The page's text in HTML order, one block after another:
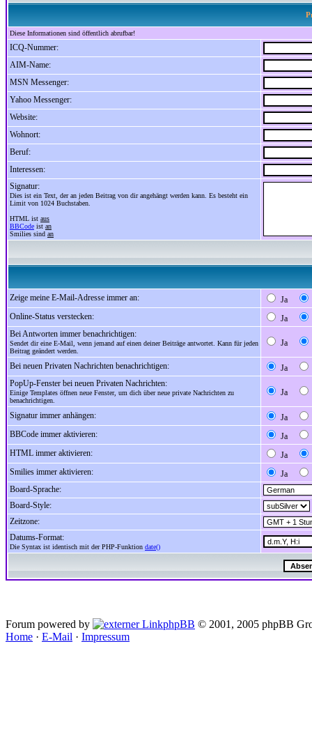
Diese Informationen sind öffentlich abrufbar!
ICQ-Nummer:
AIM-Name:
MSN Messenger:
Yahoo Messenger:
Website:
Wohnort:
Beruf:
Interessen:
Signatur:
Dies ist ein Text, der an jeden Beitrag von dir angehängt werden kann. Es besteht ein
Limit von 1024 Buchstaben.
HTML ist aus
BBCode ist an
Smilies sind an
Zeige meine E-Mail-Adresse immer an:
Ja
Online-Status verstecken:
Ja
Bei Antworten immer benachrichtigen:
Sendet dir eine E-Mail, wenn jemand auf einen deiner Beiträge antwortet. Kann für jeden
Beitrag geändert werden.
Ja
Bei neuen Privaten Nachrichten benachrichtigen:
Ja
PopUp-Fenster bei neuen Privaten Nachrichten:
Einige Templates öffnen neue Fenster, um dich über neue private Nachrichten zu
benachrichtigen.
Ja
Signatur immer anhängen:
Ja
BBCode immer aktivieren:
Ja
HTML immer aktivieren:
Ja
Smilies immer aktivieren:
Ja
Board-Sprache:
Board-Style:
Zeitzone:
Datums-Format:
Die Syntax ist identisch mit der PHP-Funktion date()
Forum powered by phpBB © 2001, 2005 phpBB
Home · E-Mail · Impressum